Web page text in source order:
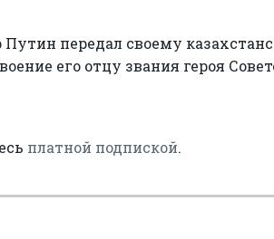
передал своему
его отцу звания героя
платной подпиской.